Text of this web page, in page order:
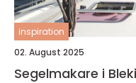
inspiration
02. August 2025
Segelmakare i